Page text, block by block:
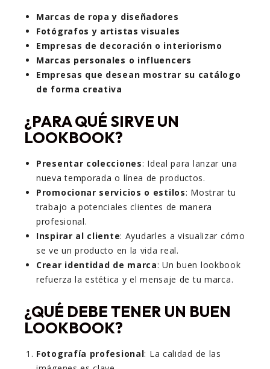
Marcas de ropa y diseñadores
Fotógrafos y artistas visuales
Empresas de decoración o interiorismo
Marcas personales o influencers
Empresas que desean mostrar su catálogo
de forma creativa
¿PARA QUÉ SIRVE UN
LOOKBOOK?
Presentar colecciones: Ideal para lanzar una
nueva temporada o línea de productos.
Promocionar servicios o estilos: Mostrar tu
trabajo a potenciales clientes de manera
profesional.
Inspirar al cliente: Ayudarles a visualizar cómo
se ve un producto en la vida real.
Crear identidad de marca: Un buen lookbook
refuerza la estética y el mensaje de tu marca.
¿QUÉ DEBE TENER UN BUEN
LOOKBOOK?
Fotografía profesional: La calidad de las